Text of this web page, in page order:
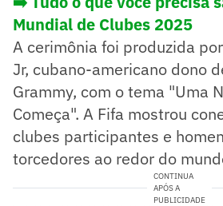
Mundial de Clubes 2025
A cerimônia foi produzida
Jr, cubano-americano dono
Grammy, com o tema "Uma
Começa". A Fifa mostrou
clubes participantes e
torcedores ao redor do
CONTINUA
APÓS A
PUBLICIDADE